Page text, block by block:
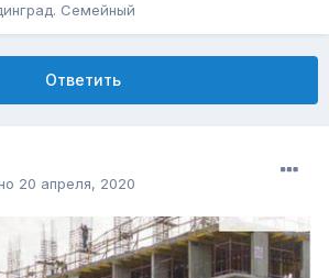
Семейный
Ответить
20 апреля, 2020